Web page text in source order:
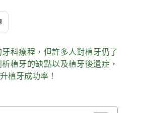
科療程，但許多人對植牙仍了
植牙的缺點以及植牙後遺症，
植牙成功率！